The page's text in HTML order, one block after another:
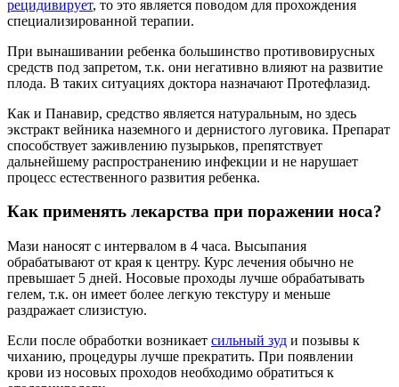
рецидивирует, то это является поводом для прохождения
специализированной терапии.
При вынашивании ребенка большинство противовирусных
средств под запретом, т.к. они негативно влияют на развитие
плода. В таких ситуациях доктора назначают Протефлазид.
Как и Панавир, средство является натуральным, но здесь
экстракт вейника наземного и дернистого луговика. Препарат
способствует заживлению пузырьков, препятствует
дальнейшему распространению инфекции и не нарушает
процесс естественного развития ребенка.
Как применять лекарства при поражении носа?
Мази наносят с интервалом в 4 часа. Высыпания
обрабатывают от края к центру. Курс лечения обычно не
превышает 5 дней. Носовые проходы лучше обрабатывать
гелем, т.к. он имеет более легкую текстуру и меньше
раздражает слизистую.
Если после обработки возникает сильный зуд и позывы к
чиханию, процедуры лучше прекратить. При появлении
крови из носовых проходов необходимо обратиться к